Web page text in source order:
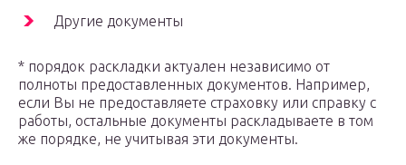
Другие документы
* порядок раскладки актуален независимо от
полноты предоставленных документов. Например,
если Вы не предоставляете страховку или справку с
работы, остальные документы раскладываете в том
же порядке, не учитывая эти документы.